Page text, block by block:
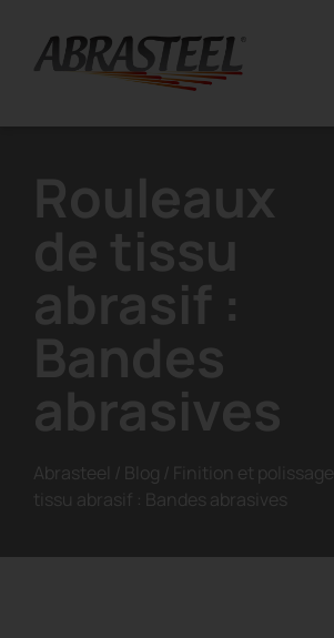
Rouleaux
de tissu
abrasif :
Bandes
abrasives
Abrasteel / Blog / Finition et polissage
tissu abrasif : Bandes abrasives